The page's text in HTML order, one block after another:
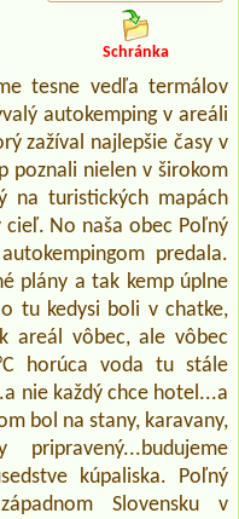
Schránka
tesne vedľa termálov
autokemping v areáli
zažíval najlepšie časy v
poznali nielen v širokom
na turistických mapách
cieľ. No naša obec Poľný
predala.
plány a tak kemp úplne
tu kedysi boli v chatke,
areál vôbec, ale vôbec
horúca voda tu stále
nie každý chce hotel...a
bol na stany, karavany,
kúpaliska. Poľný
Slovensku v